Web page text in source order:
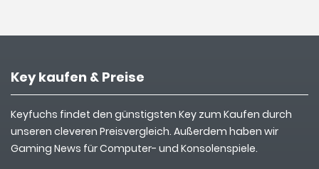
Key kaufen & Preise
Keyfuchs findet den günstigsten Key zum Kaufen durch
unseren cleveren Preisvergleich. Außerdem haben wir
Gaming News für Computer- und Konsolenspiele.